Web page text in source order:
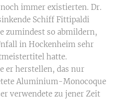
immer existierten. Dr.
Schiff Fittipaldi
zumindest so abmildern,
in Hockenheim sehr
hatte.
er herstellen, das nur
Aluminium-Monocoque
verwendete zu jener Zeit